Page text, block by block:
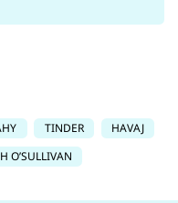
TINDER
HAVAJ
O’SULLIVAN